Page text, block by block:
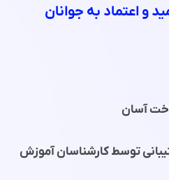
و اعتماد به جوانان
آسان
توسط کارشناسان آموزش